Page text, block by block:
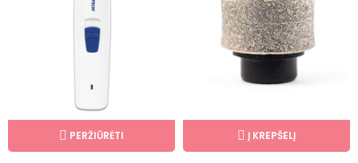
PERŽIŪRĖTI Į KREPŠELĮ